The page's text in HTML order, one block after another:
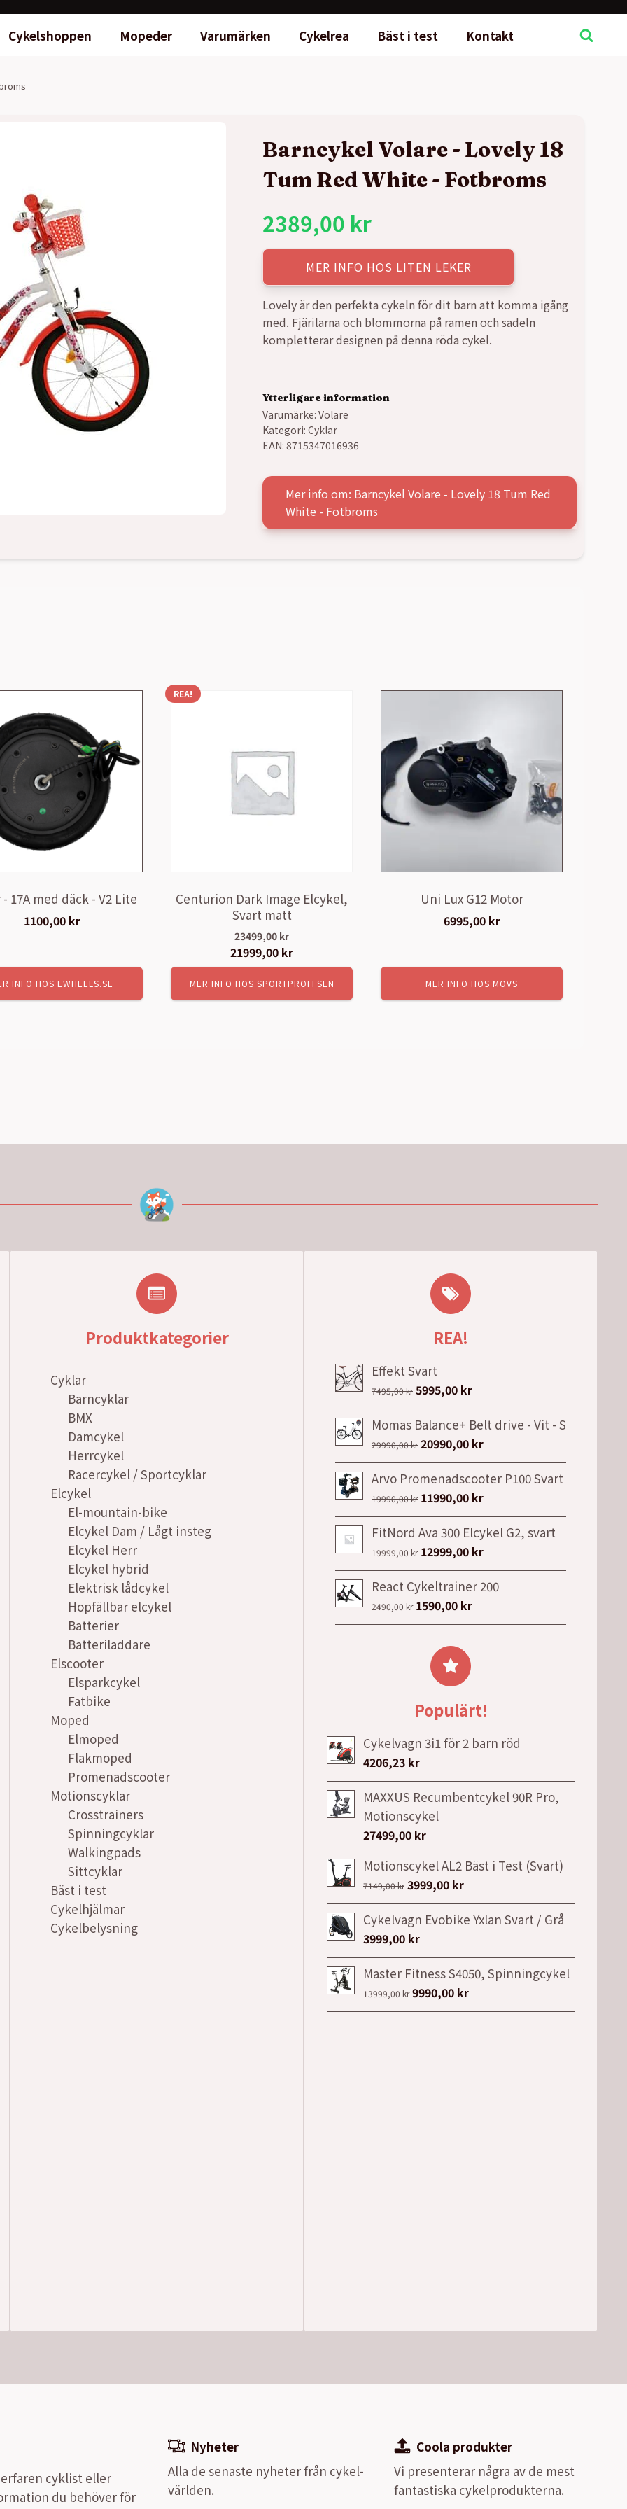
Cykelshoppen Mopeder Varumärken Cykelrea Bäst i test Kontakt
Barncykel Volare - Lovely 18
Tum Red White - Fotbroms
2389,00 kr
MER INFO HOS LITEN LEKER
Lovely är den perfekta cykeln för dit barn att komma igång
med. Fjärilarna och blommorna på ramen och sadeln
kompletterar designen på denna röda cykel.
Ytterligare information
Varumärke:Volare
Kategori:Cyklar
EAN:8715347016936
Mer info om: Barncykel Volare - Lovely 18 Tum Red
White - Fotbroms
17A med däck - V2 Lite
1100,00 kr
INFO HOS EWHEELS.SE
REA!
Centurion Dark Image Elcykel,
Svart matt
23499,00kr
Det
ursprungliga
priset
var:
21999,00 kr
nuvarande
priset
är:
MER INFO HOS SPORTPROFFSEN
Uni Lux G12 Motor
6995,00 kr
MER INFO HOS MOVS
Produktkategorier
Cyklar
Barncyklar
BMX
Damcykel
Herrcykel
Racercykel / Sportcyklar
Elcykel
El-mountain-bike
Elcykel Dam / Lågt insteg
Elcykel Herr
Elcykel hybrid
Elektrisk lådcykel
Hopfällbar elcykel
Batterier
Batteriladdare
Elscooter
Elsparkcykel
Fatbike
Moped
Elmoped
Flakmoped
Promenadscooter
Motionscyklar
Crosstrainers
Spinningcyklar
Walkingpads
Sittcyklar
Bäst i test
Cykelhjälmar
Cykelbelysning
REA!
Effekt Svart
7495,00kr Det
ursprungliga
priset
var:
7495,00 kr.
5995,00 kr
nuvarande
priset
är:
5995,00 kr.
Momas Balance+ Belt drive - Vit - S
29990,00kr Det
ursprungliga
priset
var:
29990,00 kr.
20990,00 kr
nuvarande
priset
20990,00 kr.
Arvo Promenadscooter P100 Svart
19990,00kr Det
ursprungliga
priset
var:
19990,00 kr.
11990,00 kr
nuvarande
priset
11990,00 kr.
FitNord Ava 300 Elcykel G2, svart
19999,00kr Det
ursprungliga
priset
var:
19999,00 kr.
12999,00 kr
nuvarande
priset
12999,00 kr.
React Cykeltrainer 200
2490,00kr Det
ursprungliga
priset
var:
2490,00 kr.
1590,00 kr
nuvarande
Populärt!
Cykelvagn 3i1 för 2 barn röd
4206,23 kr
MAXXUS Recumbentcykel 90R Pro,
Motionscykel
27499,00 kr
Motionscykel AL2 Bäst i Test (Svart)
7149,00kr Det
ursprungliga
priset
var:
7149,00 kr.
3999,00 kr
nuvarande
priset
3999,00 kr.
Cykelvagn Evobike Yxlan Svart / Grå
3999,00 kr
Master Fitness S4050, Spinningcykel
13999,00kr Det
ursprungliga
9990,00 kr
nuvarande
cyklist eller
du behöver för
Nyheter
Alla de senaste nyheter från cykel-
världen.
Coola produkter
Vi presenterar några av de mest
fantastiska cykelprodukterna.